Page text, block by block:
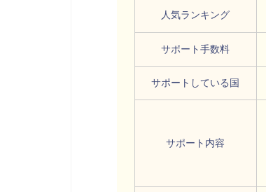
人気ランキング
サポート手数料
サポートしている国
サポート内容